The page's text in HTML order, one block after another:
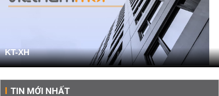
KT-XH
TIN MỚI NHẤT